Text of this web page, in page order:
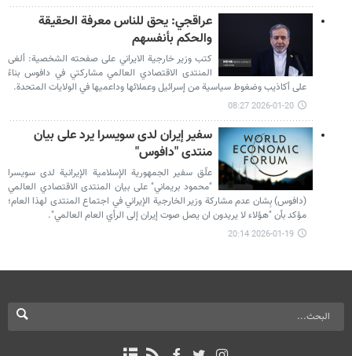
عراقجي: یحق للناس معرفة الحقيقة
والحكم بأنفسهم
كتب وزير خارجية الایراني على صفحته الشخصية: ألغى
المنتدى الاقتصادي العالمي مشاركتي في دافوس بناءً
على أكاذيب وضغوط سياسية من إسرائيل وعملائها وداعميها في الولايات المتحدة.
2026-01-20 08:27
سفير إيران لدى سويسرا يرد على بيان
منتدى "دافوس"
علّق سفير الجمهورية الإسلامية الإيرانية لدى سويسرا
"محمود بريماني" على بيان المنتدى الاقتصادي العالمي
(دافوس) بِشان عدم مشاركة وزير الخارجية الإيراني في اجتماع المنتدى لهذا العام؛
مؤكد بأن "هؤلاء لا يريدون ان يصل صوت إيران إلى الرأي العام العالمي".
2026-01-19 20:14